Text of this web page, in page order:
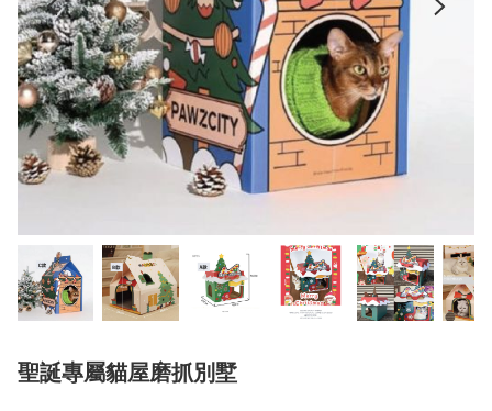
聖誕專屬貓屋磨抓別墅